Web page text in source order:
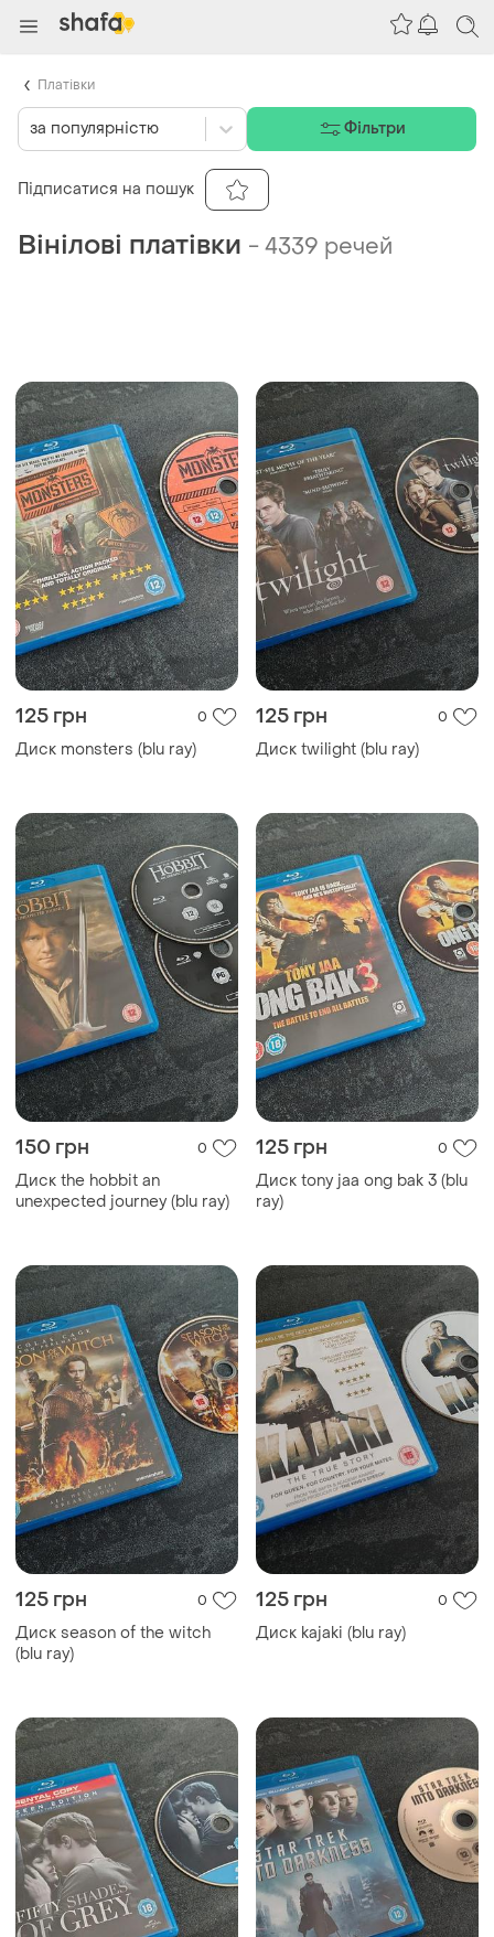
Вінілові платівки -4339 речей
125 грн 0
Диск monsters (blu ray)
125 грн 0
Диск twilight (blu ray)
150 грн 0
Диск the hobbit an
unexpected journey (blu ray)
125 грн 0
Диск tony jaa ong bak 3 (blu
ray)
125 грн 0
Диск season of the witch
(blu ray)
125 грн 0
Диск kajaki (blu ray)
за популярністю Фільтри
Підписатися на пошук
Платівки